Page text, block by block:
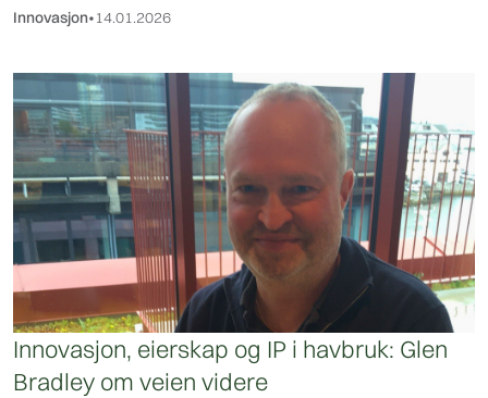
Innovasjon•14.01.2026
Innovasjon, eierskap og IP i havbruk: Glen
Bradley om veien videre